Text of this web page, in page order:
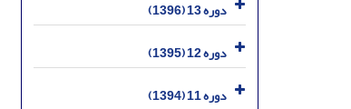
دوره 13 (1396)
دوره 12 (1395)
دوره 11 (1394)